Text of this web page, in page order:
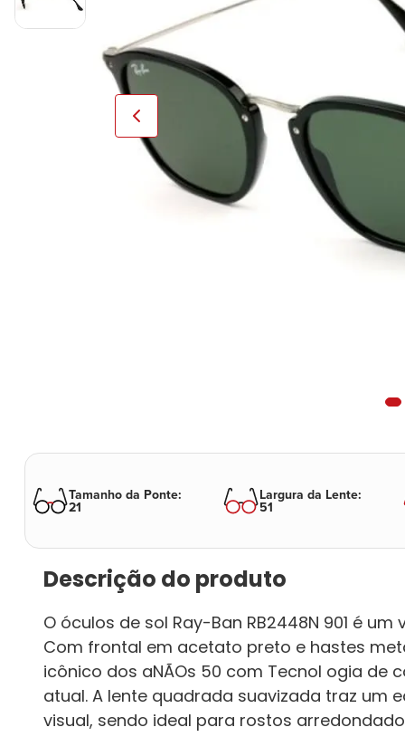
Tamanho da Ponte:
21
Largura da Lente:
51
Descrição do produto
O óculos de sol Ray-Ban RB2448N 901 é
Com frontal em acetato preto e hastes
icônico dos aNÃOs 50 com Tecnol ogia
atual. A lente quadrada suavizada traz um
visual, sendo ideal para rostos